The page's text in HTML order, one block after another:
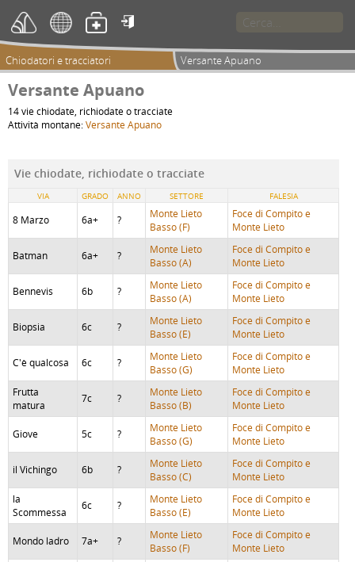

Chiodatori e tracciatori Versante Apuano
Versante Apuano
14 vie chiodate, richiodate o tracciate
Attività montane:Versante Apuano
Vie chiodate, richiodate o tracciate
VIA GRADO ANNO SETTORE FALESIA
8 Marzo 6a+ ?
Monte Lieto
Basso (F)
Foce di Compito e
Monte Lieto
Batman 6a+ ?
Monte Lieto
Basso (A)
Foce di Compito e
Monte Lieto
Bennevis 6b ?
Monte Lieto
Basso (A)
Foce di Compito e
Monte Lieto
Biopsia 6c ?
Monte Lieto
Basso (E)
Foce di Compito e
Monte Lieto
C'è qualcosa 6c ?
Monte Lieto
Basso (G)
Foce di Compito e
Monte Lieto
Frutta
matura
7c ?
Monte Lieto
Basso (B)
Foce di Compito e
Monte Lieto
Giove 5c ?
Monte Lieto
Basso (G)
Foce di Compito e
Monte Lieto
il Vichingo 6b ?
Monte Lieto
Basso (C)
Foce di Compito e
Monte Lieto
la
Scommessa
6c ?
Monte Lieto
Basso (E)
Foce di Compito e
Monte Lieto
Mondo ladro 7a+ ?
Monte Lieto
Basso (F)
Foce di Compito e
Monte Lieto